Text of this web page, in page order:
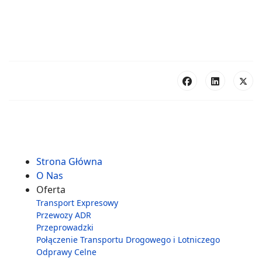
Strona Główna
O Nas
Oferta
Transport Expresowy
Przewozy ADR
Przeprowadzki
Połączenie Transportu Drogowego i Lotniczego
Odprawy Celne